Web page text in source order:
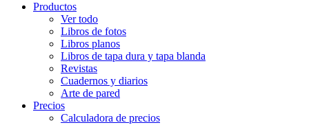
Productos
Ver todo
Libros de fotos
Libros planos
Libros de tapa dura y tapa blanda
Revistas
Cuadernos y diarios
Arte de pared
Precios
Calculadora de precios